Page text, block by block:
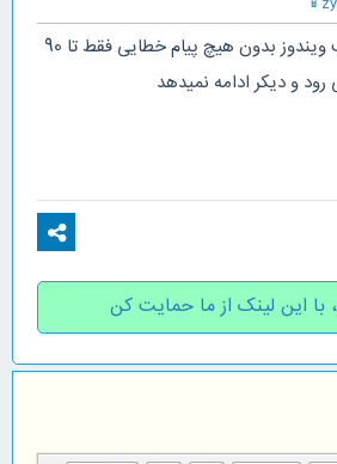
در حین نصب ویندوز بدون هیچ پیام خطایی فقط تا 90
و دیکر ادامه نمیدهد
با این لینک از ما حمایت کن